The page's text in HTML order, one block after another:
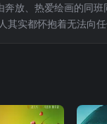
放、热爱绘画的同
实都怀抱着无法向任